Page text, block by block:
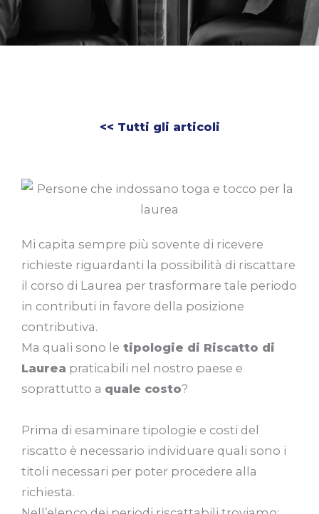
<< Tutti gli articoli
Mi capita sempre più sovente di ricevere
richieste riguardanti la possibilità di riscattare
il corso di Laurea per trasformare tale periodo
in contributi in favore della posizione
contributiva.
Ma quali sono le tipologie di Riscatto di
Laurea praticabili nel nostro paese e
soprattutto a quale costo?
Prima di esaminare tipologie e costi del
riscatto è necessario individuare quali sono i
titoli necessari per poter procedere alla
richiesta.